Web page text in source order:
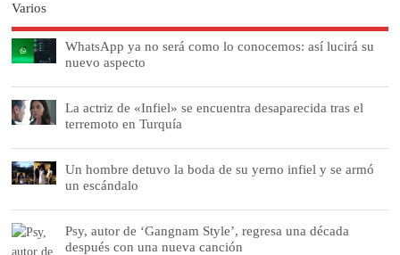
Varios
WhatsApp ya no será como lo conocemos: así lucirá su
nuevo aspecto
La actriz de «Infiel» se encuentra desaparecida tras el
terremoto en Turquía
Un hombre detuvo la boda de su yerno infiel y se armó
un escándalo
Psy, autor de ‘Gangnam Style’, regresa una década
después con una nueva canción